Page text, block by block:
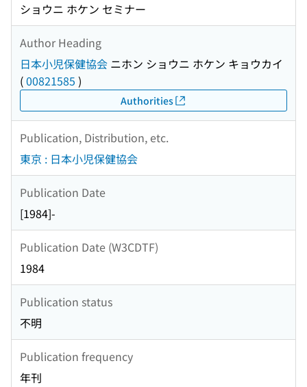
ショウニ ホケン セミナー
Author Heading
日本小児保健協会 ニホン ショウニ ホケン キョウカイ
(00821585 )
Authorities
Publication, Distribution, etc.
東京 : 日本小児保健協会
Publication Date
[1984]-
Publication Date (W3CDTF)
1984
Publication status
不明
Publication frequency
年刊